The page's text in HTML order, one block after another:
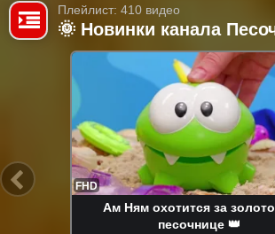
Плейлист: 410 видео
🌞 Новинки канала
FHD
Ам Ням охотится за
песочнице 👑